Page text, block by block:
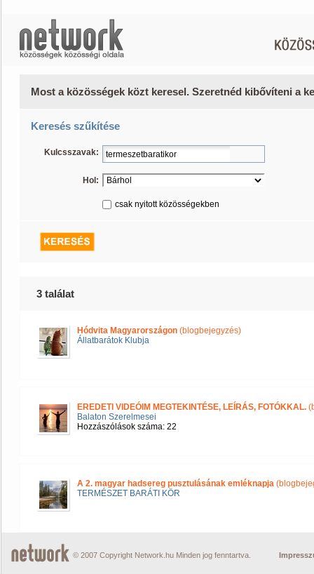
Most a közösségek közt keresel. Szeretnéd kibővíteni a
Keresés szűkítése
Kulcsszavak:
Hol:
csak nyitott közösségekben
3 találat
Hódvita Magyarországon (blogbejegyzés)
Állatbarátok Klubja
EREDETI VIDEÓIM MEGTEKINTÉSE, LEÍRÁS, FOTÓKKAL.
Balaton Szerelmesei
Hozzászólások száma: 22
A 2. magyar hadsereg pusztulásának emléknapja
TERMÉSZET BARÁTI KÖR
© 2007 Copyright Network.hu Minden jog fenntartva.